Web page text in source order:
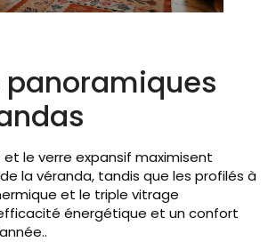
panoramiques
et le verre expansif maximisent
la véranda, tandis que les profilés à
et le triple vitrage
énergétique et un confort